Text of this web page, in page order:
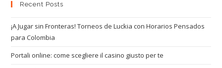
Recent Posts
¡A Jugar sin Fronteras! Torneos de Luckia con Horarios Pensados
para Colombia
Portali online: come scegliere il casino giusto per te